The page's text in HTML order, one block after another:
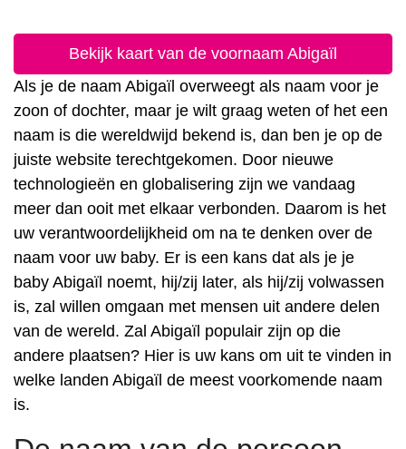
Bekijk kaart van de voornaam Abigaïl
Als je de naam Abigaïl overweegt als naam voor je
zoon of dochter, maar je wilt graag weten of het een
naam is die wereldwijd bekend is, dan ben je op de
juiste website terechtgekomen. Door nieuwe
technologieën en globalisering zijn we vandaag
meer dan ooit met elkaar verbonden. Daarom is het
uw verantwoordelijkheid om na te denken over de
naam voor uw baby. Er is een kans dat als je je
baby Abigaïl noemt, hij/zij later, als hij/zij volwassen
is, zal willen omgaan met mensen uit andere delen
van de wereld. Zal Abigaïl populair zijn op die
andere plaatsen? Hier is uw kans om uit te vinden in
welke landen Abigaïl de meest voorkomende naam
is.